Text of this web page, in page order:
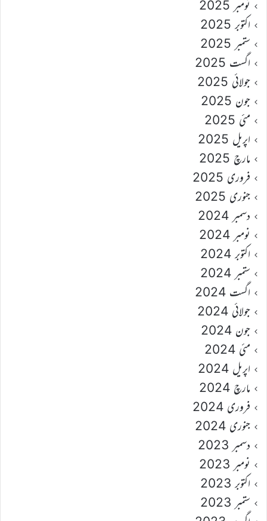
نومبر 2025
اکتوبر 2025
ستمبر 2025
اگست 2025
جولائی 2025
جون 2025
مئی 2025
اپریل 2025
مارچ 2025
فروری 2025
جنوری 2025
دسمبر 2024
نومبر 2024
اکتوبر 2024
ستمبر 2024
اگست 2024
جولائی 2024
جون 2024
مئی 2024
اپریل 2024
مارچ 2024
فروری 2024
جنوری 2024
دسمبر 2023
نومبر 2023
اکتوبر 2023
ستمبر 2023